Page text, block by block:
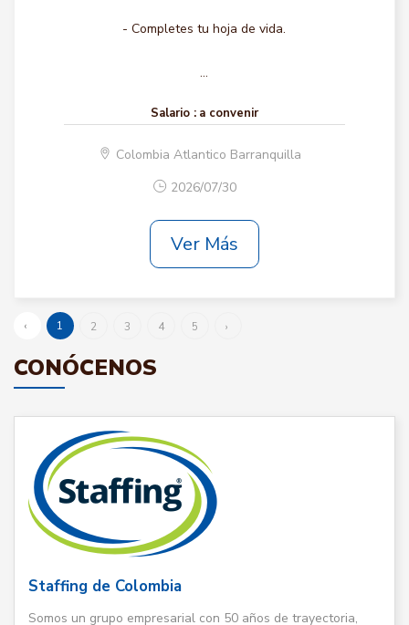
- Completes tu hoja de vida.
...
Salario : a convenir
Colombia Atlantico Barranquilla
2026/07/30
Ver Más
‹ 1 2 3 4 5 ›
CONÓCENOS
Staffing de Colombia
Somos un grupo empresarial con 50 años de trayectoria,